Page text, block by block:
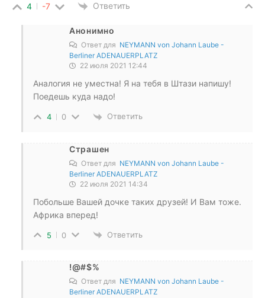
4 -7 Ответить
Анонимно
Ответ для NEYMANN von Johann Laube -
Berliner ADENAUERPLATZ
22 июля 2021 12:44
Аналогия не уместна! Я на тебя в Штази напишу!
Поедешь куда надо!
4 0 Ответить
Страшен
Ответ для NEYMANN von Johann Laube -
Berliner ADENAUERPLATZ
22 июля 2021 14:34
Побольше Вашей дочке таких друзей! И Вам тоже.
Африка вперед!
5 0 Ответить
!@#$%
Ответ для NEYMANN von Johann Laube -
Berliner ADENAUERPLATZ